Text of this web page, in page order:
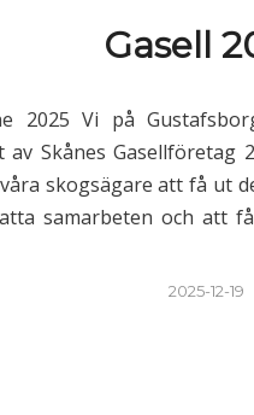
Gasell
2025 Vi på
Skånes Gasellföretag
skogsägare att få ut
samarbeten och att
2025-12-19